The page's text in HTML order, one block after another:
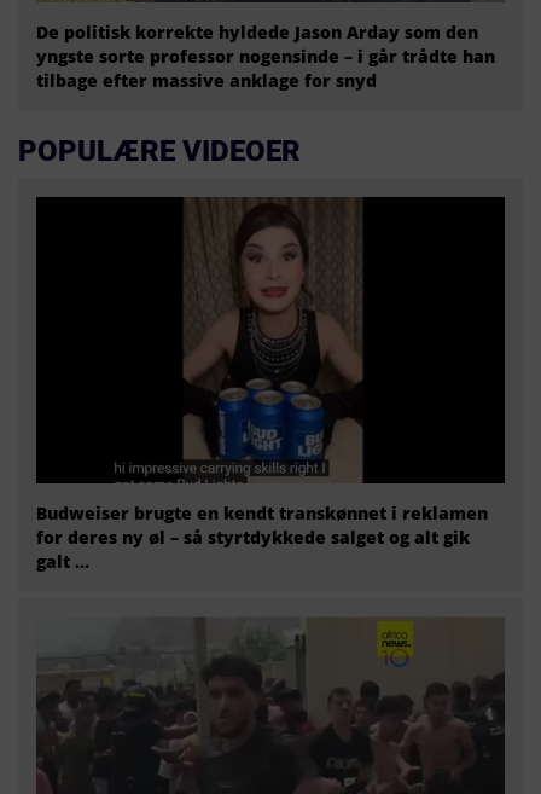
De politisk korrekte hyldede Jason Arday som den
yngste sorte professor nogensinde – i går trådte han
tilbage efter massive anklage for snyd
POPULÆRE VIDEOER
Budweiser brugte en kendt transkønnet i reklamen
for deres ny øl – så styrtdykkede salget og alt gik
galt …